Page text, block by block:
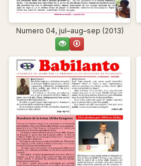
Numero 04, jul–aug–sep (2013)